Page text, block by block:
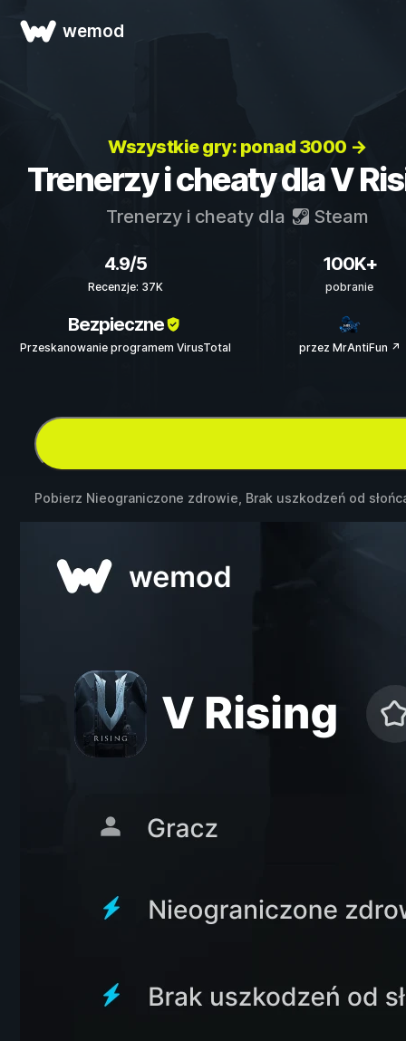
wemod
Wszystkie gry: ponad 3000 →
Trenerzy i cheaty dla V
Trenerzy i cheaty dla Steam
4.9/5
Recenzje: 37K
100K+
pobranie
Bezpieczne
Przeskanowanie programem VirusTotal przez MrAntiFun ↗
Pobierz Nieograniczone zdrowie, Brak uszkodzeń od